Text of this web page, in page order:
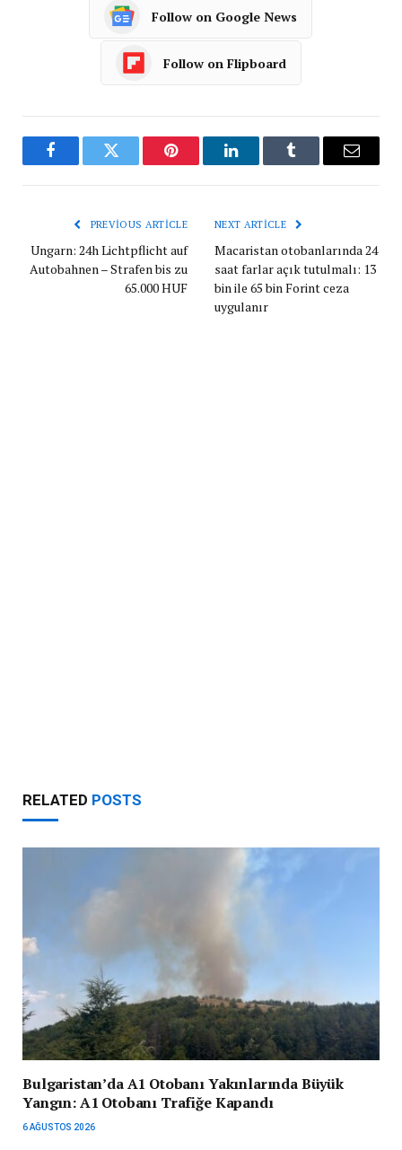
Follow on Google News
Follow on Flipboard
FacebookTwitter Pinterest LinkedInTumblr Email
PREVIOUS ARTICLE
Ungarn: 24h Lichtpflicht auf
Autobahnen – Strafen bis zu
65.000 HUF
NEXT ARTICLE
Macaristan otobanlarında 24
saat farlar açık tutulmalı: 13
bin ile 65 bin Forint ceza
uygulanır
RELATED POSTS
Bulgaristan’da A1 Otobanı Yakınlarında Büyük
Yangın: A1 Otobanı Trafiğe Kapandı
6 AĞUSTOS 2026